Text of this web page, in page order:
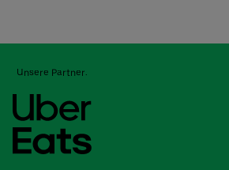
Unsere Partner: